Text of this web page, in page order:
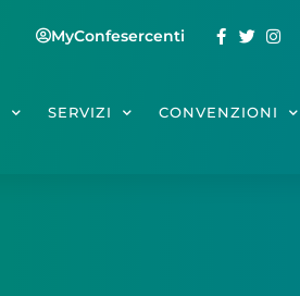
MyConfesercenti
SERVIZI CONVENZIONI